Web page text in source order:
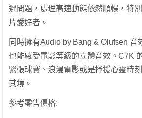
遲問題，處理高速動態依然順暢，特
片愛好者。
同時擁有Audio by Bang & Olufsen 音
也能感受電影等級的立體音效。C7K
緊張球賽、浪漫電影或是抒援心靈時
其境。
參考零售價格: